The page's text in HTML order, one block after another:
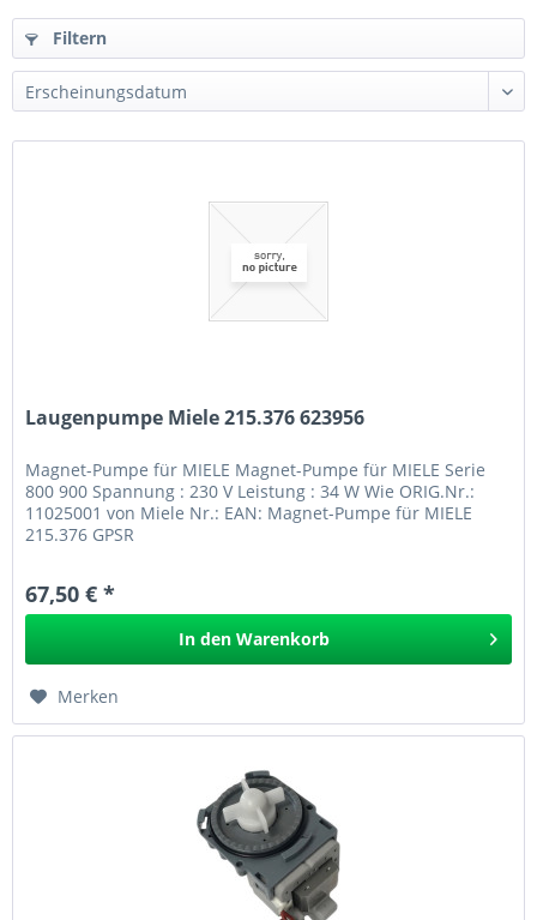
Filtern
Laugenpumpe Miele 215.376 623956
Magnet-Pumpe für MIELE Magnet-Pumpe für MIELE Serie
800 900 Spannung : 230 V Leistung : 34 W Wie ORIG.Nr.:
11025001 von Miele Nr.: EAN: Magnet-Pumpe für MIELE
215.376 GPSR
67,50 € *
In den Warenkorb
Merken